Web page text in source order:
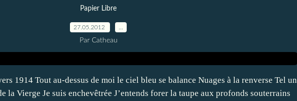
Papier Libre
27.05.2012
Par Catheau
1914 Tout au-dessus de moi le ciel bleu se balance Nuages à la renverse Tel un
la Vierge Je suis enchevêtrée J’entends forer la taupe aux profonds souterrains